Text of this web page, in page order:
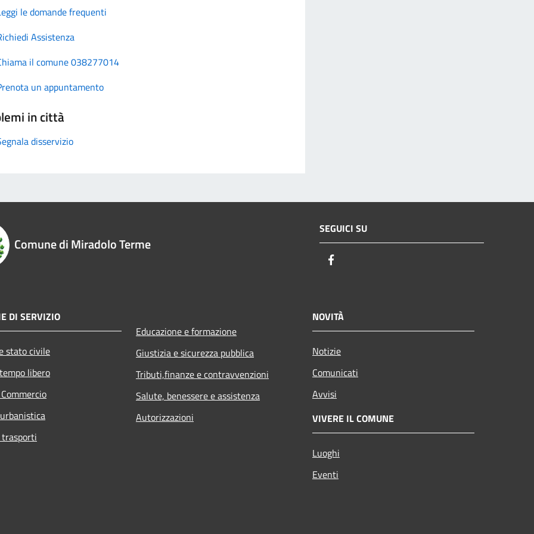
le domande frequenti
Assistenza
il comune 038277014
un appuntamento
in città
disservizio
Comune di Miradolo Terme
SEGUICI SU
DI SERVIZIO
stato civile
libero
Educazione e formazione
Giustizia e sicurezza pubblica
Tributi,finanze e contravvenzioni
Salute, benessere e assistenza
Autorizzazioni
NOVITÀ
Notizie
Comunicati
Avvisi
VIVERE IL COMUNE
Luoghi
Eventi